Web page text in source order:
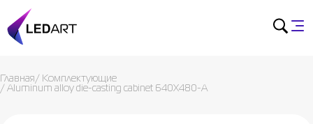
Главная / Комплектующие
/ Aluminum alloy die-casting cabinet 640X480-A